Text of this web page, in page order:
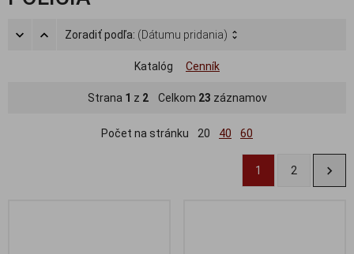
Zoradiť podľa: (Dátumu pridania)
Katalóg Cenník
Strana 1 z 2Celkom 23 záznamov
Počet na stránku 20 40 60
1 2